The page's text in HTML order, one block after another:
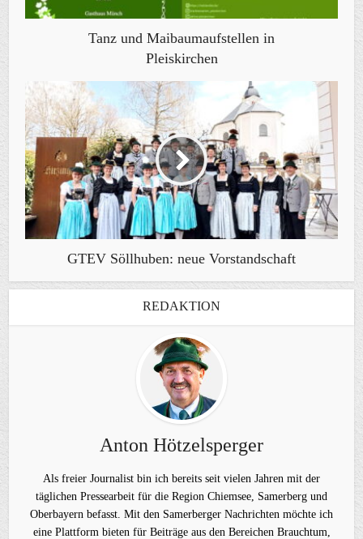
Tanz und Maibaumaufstellen in
Pleiskirchen
GTEV Söllhuben: neue Vorstandschaft
REDAKTION
Anton Hötzelsperger
Als freier Journalist bin ich bereits seit vielen Jahren mit der
täglichen Pressearbeit für die Region Chiemsee, Samerberg und
Oberbayern befasst. Mit den Samerberger Nachrichten möchte ich
eine Plattform bieten für Beiträge aus den Bereichen Brauchtum,